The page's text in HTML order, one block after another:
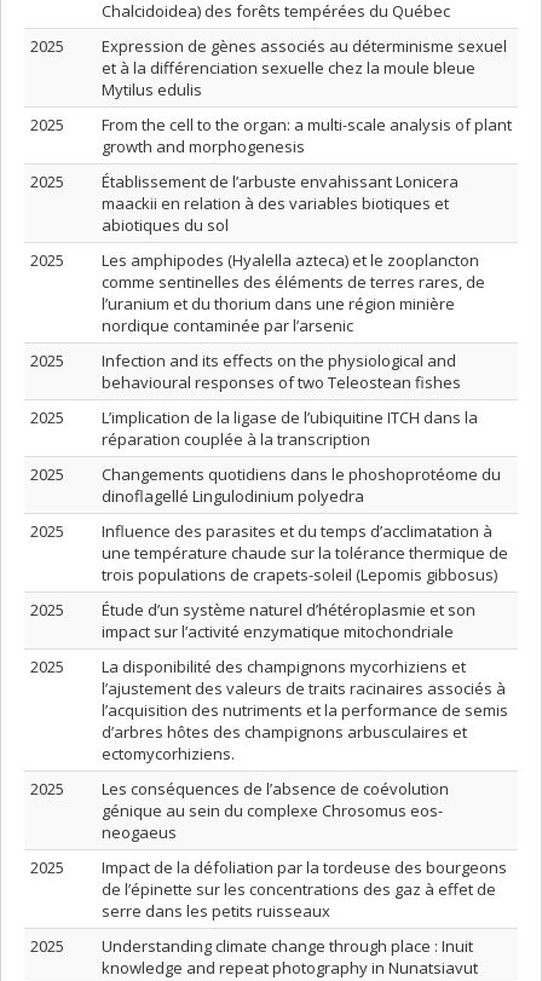
Chalcidoidea) des forêts tempérées du Québec
2025
Expression de gènes associés au déterminisme sexuel
et à la différenciation sexuelle chez la moule bleue
Mytilus edulis
2025
From the cell to the organ: a multi-scale analysis of plant
growth and morphogenesis
2025
Établissement de l’arbuste envahissant Lonicera
maackii en relation à des variables biotiques et
abiotiques du sol
2025
Les amphipodes (Hyalella azteca) et le zooplancton
comme sentinelles des éléments de terres rares, de
l’uranium et du thorium dans une région minière
nordique contaminée par l’arsenic
2025
Infection and its effects on the physiological and
behavioural responses of two Teleostean fishes
2025
L’implication de la ligase de l’ubiquitine ITCH dans la
réparation couplée à la transcription
2025
Changements quotidiens dans le phoshoprotéome du
dinoflagellé Lingulodinium polyedra
2025
Influence des parasites et du temps d’acclimatation à
une température chaude sur la tolérance thermique de
trois populations de crapets-soleil (Lepomis gibbosus)
2025
Étude d’un système naturel d’hétéroplasmie et son
impact sur l’activité enzymatique mitochondriale
2025
La disponibilité des champignons mycorhiziens et
l’ajustement des valeurs de traits racinaires associés à
l’acquisition des nutriments et la performance de semis
d’arbres hôtes des champignons arbusculaires et
ectomycorhiziens.
2025
Les conséquences de l’absence de coévolution
génique au sein du complexe Chrosomus eos-
neogaeus
2025
Impact de la défoliation par la tordeuse des bourgeons
de l’épinette sur les concentrations des gaz à effet de
serre dans les petits ruisseaux
2025
Understanding climate change through place : Inuit
knowledge and repeat photography in Nunatsiavut